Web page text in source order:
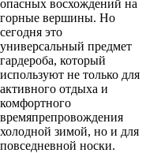
опасных восхождений на
горные вершины. Но
сегодня это
универсальный предмет
гардероба, который
используют не только для
активного отдыха и
комфортного
времяпрепровождения
холодной зимой, но и для
повседневной носки.